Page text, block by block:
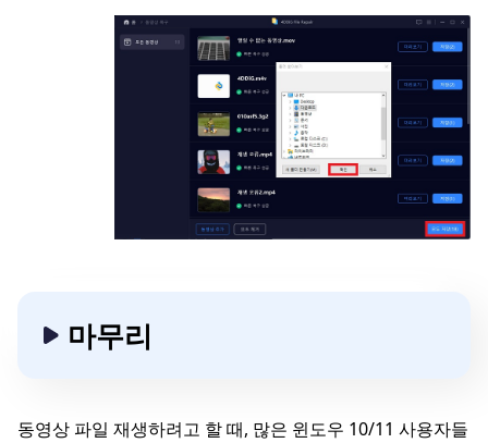
마무리
동영상 파일 재생하려고 할 때, 많은 윈도우 10/11 사용자들